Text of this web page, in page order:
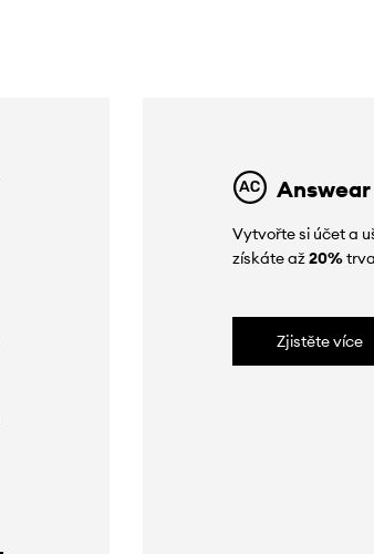
Vytvořte si účet a
získáte až20%
Zjistěte více